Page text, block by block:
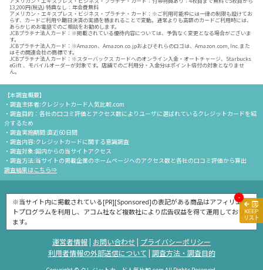
-
13,200円(税込) 特典なし：年会費無料
アメリカン・エキスプレス・ビジネス・プラチナ・カード：※ご利用可能枠には一律の制限も設けてお
らず、カードご利用や期日決済の実績を積まれることで変動。通常よりも高額のカードご利用時には、
あらかじめお電話でのご相談をお勧めします。
JCBプラチナ法人カード：※掲載されている優待内容については、予告なく変更となる場合がございま
す。
JCBプラチナ法人カード：※Amazon、Amazon.co.jpおよびそれらのロゴは、Amazon.com, Inc.また
はその関連会社の商標です。
JCBプラチナ法人カード：※スターバックス カードへのオンライン入金・オートチャージ、Starbucks
eGift 、モバイルオーダーが対象です。店舗でのご利用分・入金分はポイント倍付の対象となりませ
ん。
【本調査概要】
・調査主体者:クレジットカード人気比較.com
・調査目的：各社の口コミ評価とアクセス数によりユーザに選ばれているクレジットカードを紹
介するため
・調査実施期間:直近60日間
・調査内容:クレジットカードに関する意識調査
・調査対象:国内からの当サイトアクセス
・調査方法:当サイトの掲載企業のホームページへのアクセス数と各社の口コミ評価から算出
調査結果はこちら⇒
※当サイト内に掲載されている[PR][Sponsored]の表記がある商品はアフィリエイ
トプログラムを利用し、アコム社など複数社により広告収益を得て運用しており
ます。
運営者情報| お問い合わせ| プライバシーポリシー
利用者情報の外部送信について | 調査方法・調査目的